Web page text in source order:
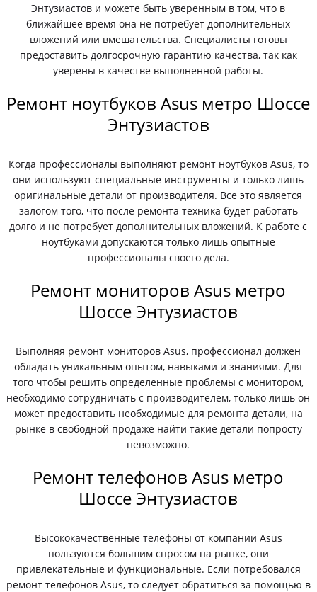
Энтузиастов и можете быть уверенным в том, что в
ближайшее время она не потребует дополнительных
вложений или вмешательства. Специалисты готовы
предоставить долгосрочную гарантию качества, так как
уверены в качестве выполненной работы.
Ремонт ноутбуков Asus метро Шоссе
Энтузиастов
Когда профессионалы выполняют ремонт ноутбуков Asus, то
они используют специальные инструменты и только лишь
оригинальные детали от производителя. Все это является
залогом того, что после ремонта техника будет работать
долго и не потребует дополнительных вложений. К работе с
ноутбуками допускаются только лишь опытные
профессионалы своего дела.
Ремонт мониторов Asus метро
Шоссе Энтузиастов
Выполняя ремонт мониторов Asus, профессионал должен
обладать уникальным опытом, навыками и знаниями. Для
того чтобы решить определенные проблемы с монитором,
необходимо сотрудничать с производителем, только лишь он
может предоставить необходимые для ремонта детали, на
рынке в свободной продаже найти такие детали попросту
невозможно.
Ремонт телефонов Asus метро
Шоссе Энтузиастов
Высококачественные телефоны от компании Asus
пользуются большим спросом на рынке, они
привлекательные и функциональные. Если потребовался
ремонт телефонов Asus, то следует обратиться за помощью в